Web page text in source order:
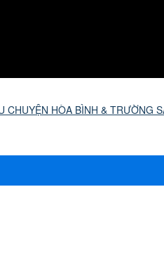
CHUYỆN HÒA BÌNH & TRƯỜNG